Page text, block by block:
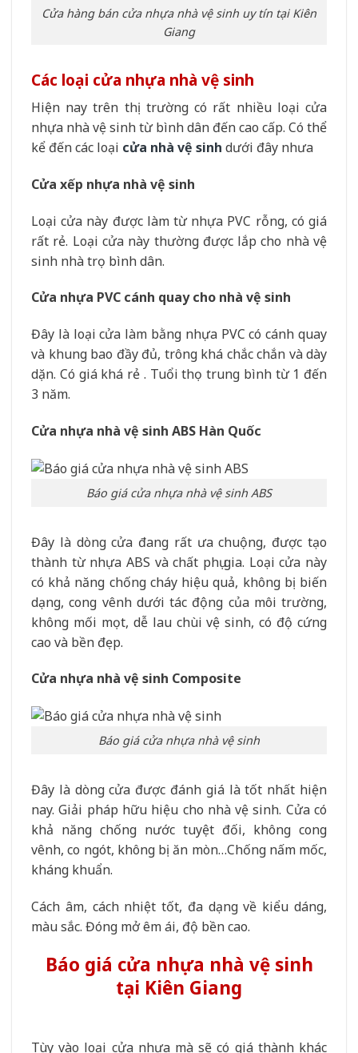
Cửa hàng bán cửa nhựa nhà vệ sinh uy tín tại Kiên
Giang
Các loại cửa nhựa nhà vệ sinh
Hiện nay trên thị trường có rất nhiều loại cửa
nhựa nhà vệ sinh từ bình dân đến cao cấp. Có thể
kể đến các loại cửa nhà vệ sinh dưới đây nhưa
Cửa xếp nhựa nhà vệ sinh
Loại cửa này được làm từ nhựa PVC rỗng, có giá
rất rẻ. Loại cửa này thường được lắp cho nhà vệ
sinh nhà trọ bình dân.
Cửa nhựa PVC cánh quay cho nhà vệ sinh
Đây là loại cửa làm bằng nhựa PVC có cánh quay
và khung bao đầy đủ, trông khá chắc chắn và dày
dặn. Có giá khá rẻ . Tuổi thọ trung bình từ 1 đến
3 năm.
Cửa nhựa nhà vệ sinh ABS Hàn Quốc
Báo giá cửa nhựa nhà vệ sinh ABS
Đây là dòng cửa đang rất ưa chuộng, được tạo
thành từ nhựa ABS và chất phụ gia. Loại cửa này
có khả năng chống cháy hiệu quả, không bị biến
dạng, cong vênh dưới tác động của môi trường,
không mối mọt, dễ lau chùi vệ sinh, có độ cứng
cao và bền đẹp.
Cửa nhựa nhà vệ sinh Composite
Báo giá cửa nhựa nhà vệ sinh
Đây là dòng cửa được đánh giá là tốt nhất hiện
nay. Giải pháp hữu hiệu cho nhà vệ sinh. Cửa có
khả năng chống nước tuyệt đối, không cong
vênh, co ngót, không bị ăn mòn…Chống nấm mốc,
kháng khuẩn.
Cách âm, cách nhiệt tốt, đa dạng về kiểu dáng,
màu sắc. Đóng mở êm ái, độ bền cao.
Báo giá cửa nhựa nhà vệ sinh
tại Kiên Giang
Tùy vào loại cửa nhựa mà sẽ có giá thành khác